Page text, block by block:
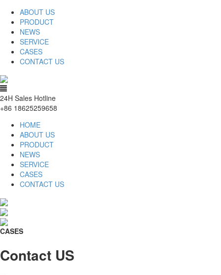
ABOUT US
PRODUCT
NEWS
SERVICE
CASES
CONTACT US
24H Sales Hotline
+86 18625259658
HOME
ABOUT US
PRODUCT
NEWS
SERVICE
CASES
CONTACT US
CASES
Contact US